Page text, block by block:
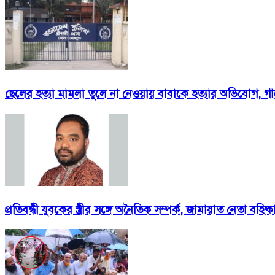
ছেলের হত্যা মামলা তুলে না নেওয়ায় বাবাকে হত্যার অভিযোগ,
প্রতিবন্ধী যুবকের স্ত্রীর সঙ্গে অনৈতিক সম্পর্ক, জামায়াত নেতা